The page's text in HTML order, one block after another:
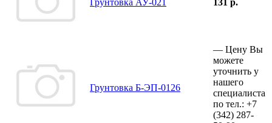
Грунтовка Б-ЭП-0126
— Цену Вы
можете
уточнить у
нашего
специалиста
по тел.: +7
(342) 287-